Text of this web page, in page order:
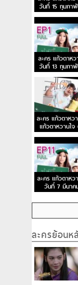
วันที่ 15 กุมภา
ละคร แก้วตาหว
วันที่ 13 กุมภา
ละคร แก้วตาหวา
แก้วตาหวานใจ
ละคร แก้วตาหวา
วันที่ 7 มีนาค
ละครย้อนห